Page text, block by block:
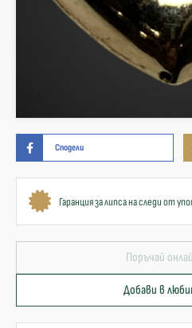
Сподели
Гаранция за липса на следи от
Поръчай
Добави в